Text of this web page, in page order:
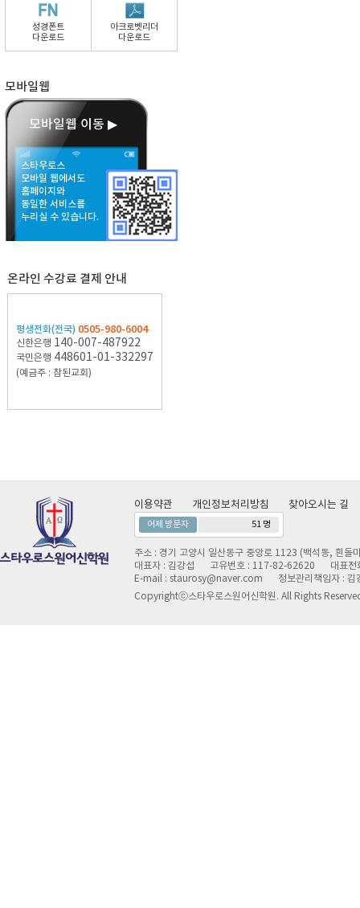
성경폰트
다운로드
아크로벳리더
다운로드
모바일웹
모바일웹 이동 ▶
스타우로스
모바일 웹에서도
홈페이지와
동일한 서비스를
누리실 수 있습니다.
온라인 수강료 결제 안내
평생전화(전국) 0505-980-6004
신한은행 140-007-487922
국민은행 448601-01-332297
(예금주 : 참된교회)
이용약관 개인정보처리방침 찾아오시는 길
어제 방문자 51 명
주소 : 경기 고양시 일산동구 중앙로 1123 (백석동, 흰돌
대표자 : 김강섭
고유번호 : 117-82-62620
대표
E-mail : staurosy@naver.com
정보관리책임자 : 김
Copyrightⓒ스타우로스원어신학원. All Rights